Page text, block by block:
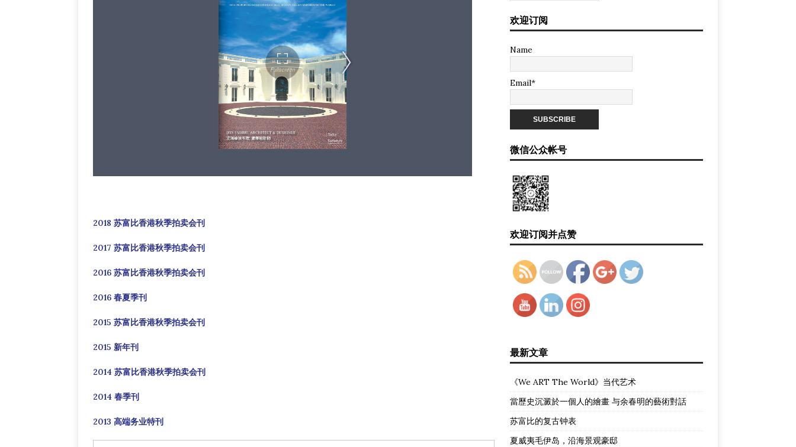
2018 苏富比香港秋季拍卖会刊
2017 苏富比香港秋季拍卖会刊
2016 苏富比香港秋季拍卖会刊
2016 春夏季刊
2015 苏富比香港秋季拍卖会刊
2015 新年刊
2014 苏富比香港秋季拍卖会刊
2014 春季刊
2013 高端务业特刊
欢迎订阅
Name
Email*
微信公众帐号
欢迎订阅并点赞
最新文章
《We ART The World》当代艺术
當歷史沉澱於一個人的繪畫 与余春明的藝術對話
苏富比的复古钟表
夏威夷毛伊岛，沿海景观豪邸